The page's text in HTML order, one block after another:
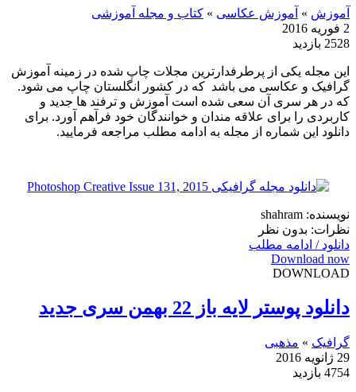
آموزش » آموزش عکاسی » کتاب و مجله آموزشی
2 فوریه 2016
2528 بازدید
این مجله یکی از پرطرفدارترین مجلات چاپ شده در زمینه آموزش
گرافیک و عکاسی می باشد که در کشور انگلستان چاپ می شود.
که در هر سری آن سعی شده است آموزش و ترفند ها جدید و
کاربردی را برای علاقه مندان و خوانندگان خود فرآهم آورد. برای
دانلود این شماره از مجله به ادامه مطلب مراجعه فرمایید.
نویسنده: shahram
نظرات: بدون نظر
دانلود / ادامه مطلب
Download now
DOWNLOAD
دانلود پوستر لایه باز 22 بهمن سری جدید
گرافیک » مذهبی
29 ژانویه 2016
4754 بازدید